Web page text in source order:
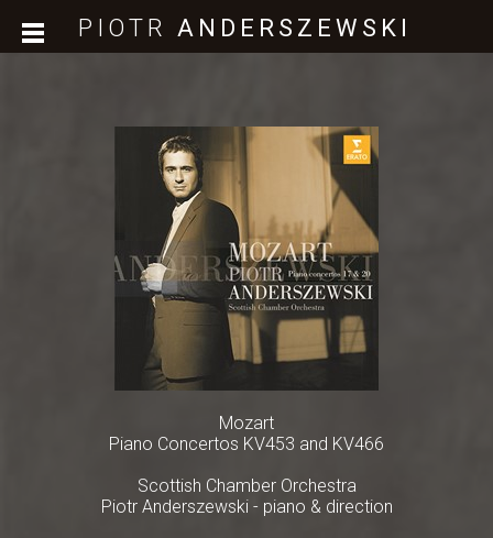
PIOTR ANDERSZEWSKI
Mozart
Piano Concertos KV453 and KV466
Scottish Chamber Orchestra
Piotr Anderszewski - piano & direction